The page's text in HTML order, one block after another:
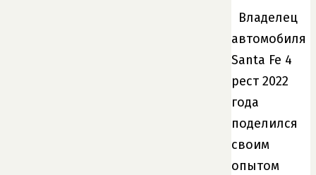
Владелец
автомобиля
Santa Fe 4
рест 2022
года
поделился
своим
опытом